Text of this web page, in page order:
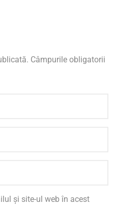
Câmpurile obligatorii
și site-ul web în acest